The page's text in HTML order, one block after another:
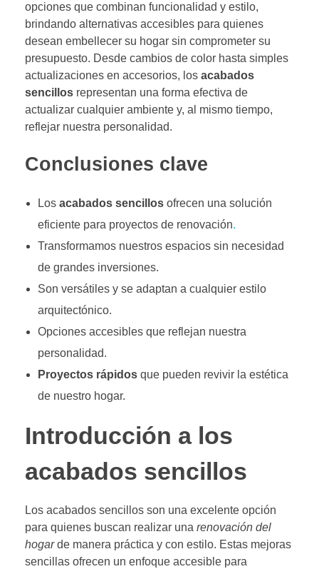
opciones que combinan funcionalidad y estilo,
brindando alternativas accesibles para quienes
desean embellecer su hogar sin comprometer su
presupuesto. Desde cambios de color hasta simples
actualizaciones en accesorios, los acabados
sencillos representan una forma efectiva de
actualizar cualquier ambiente y, al mismo tiempo,
reflejar nuestra personalidad.
Conclusiones clave
Los acabados sencillosofrecen una solución
eficiente para proyectos de renovación.
Transformamos nuestros espacios sin necesidad
de grandes inversiones.
Son versátiles y se adaptan a cualquier estilo
arquitectónico.
Opciones accesibles que reflejan nuestra
personalidad.
Proyectos rápidosque pueden revivir la estética
de nuestro hogar.
Introducción a los
acabados sencillos
Los acabados sencillos son una excelente opción
para quienes buscan realizar una renovación del
hogarde manera práctica y con estilo. Estas mejoras
sencillas ofrecen un enfoque accesible para